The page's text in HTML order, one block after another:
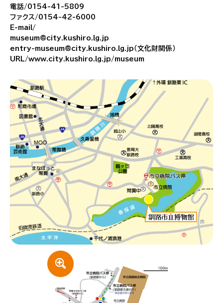
電話/0154-41-5809
ファクス/0154-42-6000
E-mail/
museum@city.kushiro.lg.jp
entry-museum@city.kushiro.lg.jp（文化財関係）
URL/www.city.kushiro.lg.jp/museum